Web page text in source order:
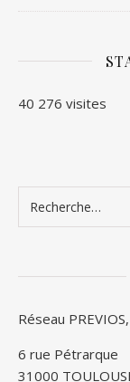
40 276 visites
Réseau
6 rue Pétrarque
31000